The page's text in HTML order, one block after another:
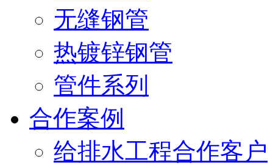
无缝钢管
热镀锌钢管
管件系列
合作案例
给排水工程合作客户